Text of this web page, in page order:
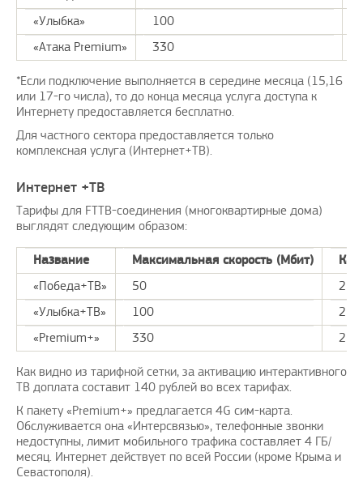
«Улыбка»
100
«Атака Premium»
330
*Если подключение выполняется в середине месяца (15,16
или 17-го числа), то до конца месяца услуга доступа к
Интернету предоставляется бесплатно.
Для частного сектора предоставляется только
комплексная услуга (Интернет+ТВ).
Интернет +ТВ
Тарифы для FTTB-соединения (многоквартирные дома)
выглядят следующим образом:
Название Максимальная скорость (Мбит)
«Победа+ТВ»
50
210
«Улыбка+ТВ»
100
210
«Premium+»
330 210
Как видно из тарифной сетки, за активацию интерактивного
ТВ доплата составит 140 рублей во всех тарифах.
К пакету «Premium+» предлагается 4G сим-карта.
Обслуживается она «Интерсвязью», телефонные звонки
недоступны, лимит мобильного трафика составляет 4 ГБ/
месяц. Интернет действует по всей России (кроме Крыма и
Севастополя).